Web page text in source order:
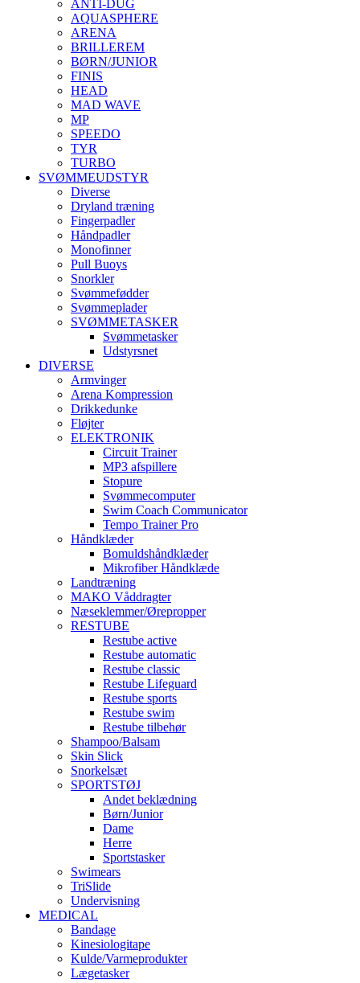
ANTI-DUG
AQUASPHERE
ARENA
BRILLEREM
BØRN/JUNIOR
FINIS
HEAD
MAD WAVE
MP
SPEEDO
TYR
TURBO
SVØMMEUDSTYR
Diverse
Dryland træning
Fingerpadler
Håndpadler
Monofinner
Pull Buoys
Snorkler
Svømmefødder
Svømmeplader
SVØMMETASKER
Svømmetasker
Udstyrsnet
DIVERSE
Armvinger
Arena Kompression
Drikkedunke
Fløjter
ELEKTRONIK
Circuit Trainer
MP3 afspillere
Stopure
Svømmecomputer
Swim Coach Communicator
Tempo Trainer Pro
Håndklæder
Bomuldshåndklæder
Mikrofiber Håndklæde
Landtræning
MAKO Våddragter
Næseklemmer/Ørepropper
RESTUBE
Restube active
Restube automatic
Restube classic
Restube Lifeguard
Restube sports
Restube swim
Restube tilbehør
Shampoo/Balsam
Skin Slick
Snorkelsæt
SPORTSTØJ
Andet beklædning
Børn/Junior
Dame
Herre
Sportstasker
Swimears
TriSlide
Undervisning
MEDICAL
Bandage
Kinesiologitape
Kulde/Varmeprodukter
Lægetasker